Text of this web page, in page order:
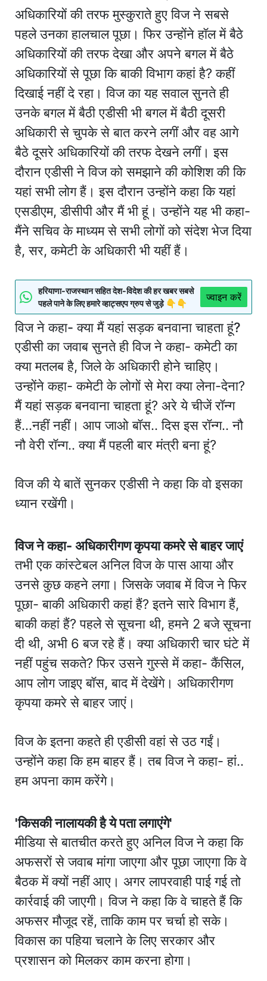
अधिकारियों की तरफ मुस्कुराते हुए विज ने सबसे
पहले उनका हालचाल पूछा। फिर उन्होंने हॉल में बैठे
अधिकारियों की तरफ देखा और अपने बगल में बैठे
अधिकारियों से पूछा कि बाकी विभाग कहां है? कहीं
दिखाई नहीं दे रहा। विज का यह सवाल सुनते ही
उनके बगल में बैठी एडीसी भी बगल में बैठी दूसरी
अधिकारी से चुपके से बात करने लगीं और वह आगे
बैठे दूसरे अधिकारियों की तरफ देखने लगीं। इस
दौरान एडीसी ने विज को समझाने की कोशिश की कि
यहां सभी लोग हैं। इस दौरान उन्होंने कहा कि यहां
एसडीएम, डीसीपी और मैं भी हूं। उन्होंने यह भी कहा-
मैंने सचिव के माध्यम से सभी लोगों को संदेश भेज दिया
है, सर, कमेटी के अधिकारी भी यहीं हैं।
हरियाणा-राजस्थान सहित देश-विदेश की हर खबर सबसे
पहले पाने के लिए हमारे व्हाट्सएप ग्रुप से जुड़े 👇👇
ज्वाइन करें
विज ने कहा- क्या मैं यहां सड़क बनवाना चाहता हूं?
एडीसी का जवाब सुनते ही विज ने कहा- कमेटी का
क्या मतलब है, जिले के अधिकारी होने चाहिए।
उन्होंने कहा- कमेटी के लोगों से मेरा क्या लेना-देना?
मैं यहां सड़क बनवाना चाहता हूं? अरे ये चीजें रॉन्ग
हैं...नहीं नहीं। आप जाओ बॉस.. दिस इस रॉन्ग.. नौ
नौ वेरी रॉन्ग.. क्या मैं पहली बार मंत्री बना हूं?
विज की ये बातें सुनकर एडीसी ने कहा कि वो इसका
ध्यान रखेंगी।
विज ने कहा- अधिकारीगण कृपया कमरे से बाहर जाएं
तभी एक कांस्टेबल अनिल विज के पास आया और
उनसे कुछ कहने लगा। जिसके जवाब में विज ने फिर
पूछा- बाकी अधिकारी कहां हैं? इतने सारे विभाग हैं,
बाकी कहां हैं? पहले से सूचना थी, हमने 2 बजे सूचना
दी थी, अभी 6 बज रहे हैं। क्या अधिकारी चार घंटे में
नहीं पहुंच सकते? फिर उसने गुस्से में कहा- कैंसिल,
आप लोग जाइए बॉस, बाद में देखेंगे। अधिकारीगण
कृपया कमरे से बाहर जाएं।
विज के इतना कहते ही एडीसी वहां से उठ गईं।
उन्होंने कहा कि हम बाहर हैं। तब विज ने कहा- हां..
हम अपना काम करेंगे।
'किसकी नालायकी है ये पता लगाएंगे'
मीडिया से बातचीत करते हुए अनिल विज ने कहा कि
अफसरों से जवाब मांगा जाएगा और पूछा जाएगा कि वे
बैठक में क्यों नहीं आए। अगर लापरवाही पाई गई तो
कार्रवाई की जाएगी। विज ने कहा कि वे चाहते हैं कि
अफसर मौजूद रहें, ताकि काम पर चर्चा हो सके।
विकास का पहिया चलाने के लिए सरकार और
प्रशासन को मिलकर काम करना होगा।